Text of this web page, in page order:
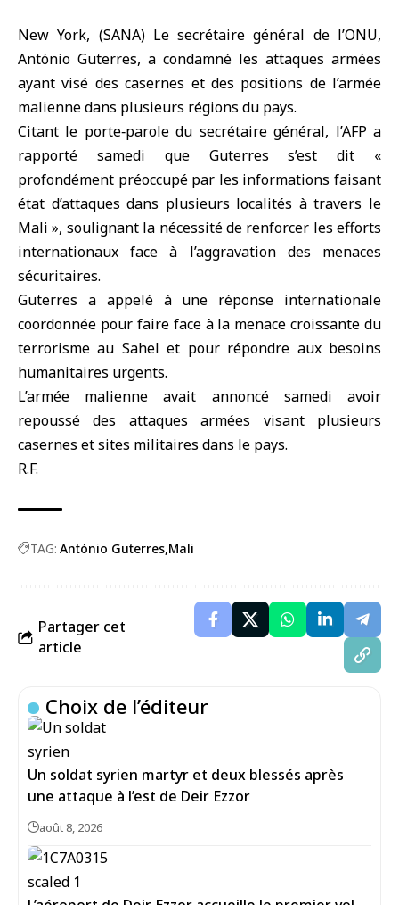
New York, (SANA) Le secrétaire général de l’ONU,
António Guterres, a condamné les attaques armées
ayant visé des casernes et des positions de l’armée
malienne dans plusieurs régions du pays.
Citant le porte‑parole du secrétaire général, l’AFP a
rapporté samedi que Guterres s’est dit «
profondément préoccupé par les informations faisant
état d’attaques dans plusieurs localités à travers le
Mali», soulignant la nécessité de renforcer les efforts
internationaux face à l’aggravation des menaces
sécuritaires.
Guterres a appelé à une réponse internationale
coordonnée pour faire face à la menace croissante du
terrorisme au Sahel et pour répondre aux besoins
humanitaires urgents.
L’armée malienne avait annoncé samedi avoir
repoussé des attaques armées visant plusieurs
casernes et sites militaires dans le pays.
R.F.
TAG: António Guterres Mali
Partager cet
article
Choix de l’éditeur
Un soldat syrien martyr et deux blessés après
une attaque à l’est de Deir Ezzor
août 8, 2026